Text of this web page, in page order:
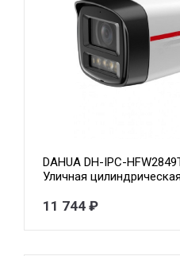
DAHUA DH-IPC-
Уличная
видеоаналитика,
11 744 ₽